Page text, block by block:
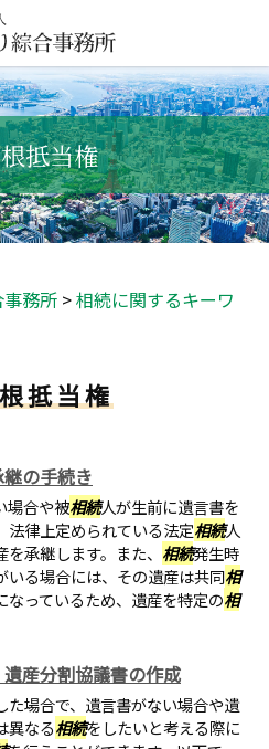
抵当権
務所 >相続に関するキーワ
抵当権
の手続き
場合や被相続人が生前に遺言書を
法律上定められている法定相続人
承継します。また、 相続発生時
いる場合には、その遺産は共同相
っているため、遺産を特定の相
産分割協議書の作成
た場合で、遺言書がない場合や遺
異なる相続をしたいと考える際に